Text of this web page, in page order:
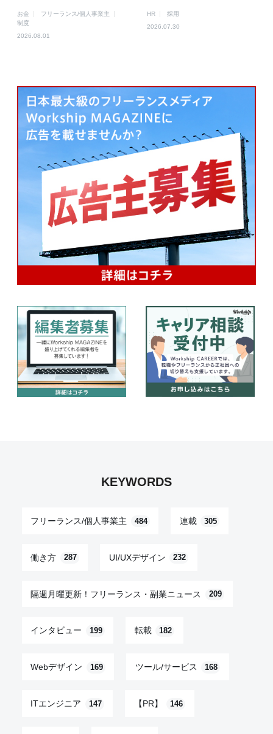
お金
フリーランス/個人事業主
制度
2026.08.01
HR
採用
2026.07.30
KEYWORDS
フリーランス/個人事業主 484 連載 305
働き方 287 UI/UXデザイン 232
隔週月曜更新！フリーランス・副業ニュース 209
インタビュー 199 転載 182
Webデザイン 169 ツール/サービス 168
ITエンジニア 147 【PR】 146